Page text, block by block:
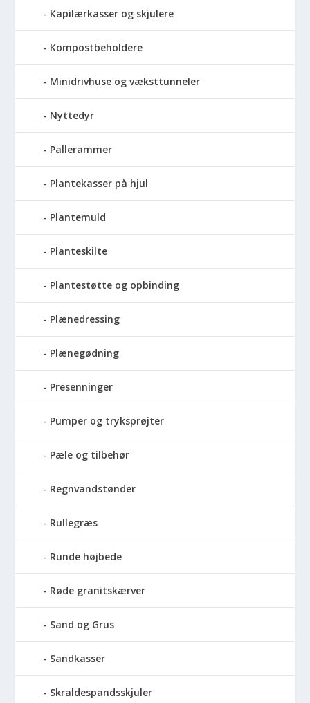
Kapilærkasser og skjulere
Kompostbeholdere
Minidrivhuse og væksttunneler
Nyttedyr
Pallerammer
Plantekasser på hjul
Plantemuld
Planteskilte
Plantestøtte og opbinding
Plænedressing
Plænegødning
Presenninger
Pumper og tryksprøjter
Pæle og tilbehør
Regnvandstønder
Rullegræs
Runde højbede
Røde granitskærver
Sand og Grus
Sandkasser
Skraldespandsskjuler